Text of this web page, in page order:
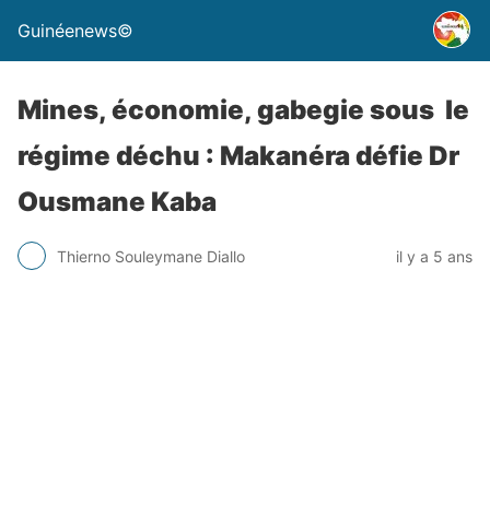
Guinéenews©
Mines, économie, gabegie sous le
régime déchu : Makanéra défie Dr
Ousmane Kaba
Thierno Souleymane Diallo il y a 5 ans